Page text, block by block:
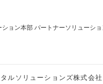
ョン本部 パートナーソリューシ
ルソリューションズ株式会社